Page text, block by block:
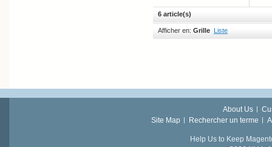
6 article(s)
Afficher en: Grille Liste
About Us
Site Map
Rechercher un terme
Help Us to Keep